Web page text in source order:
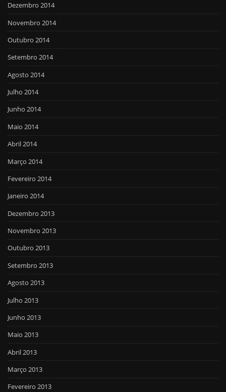
Dezembro 2014
Novembro 2014
Outubro 2014
Setembro 2014
Agosto 2014
Julho 2014
Junho 2014
Maio 2014
Abril 2014
Março 2014
Fevereiro 2014
Janeiro 2014
Dezembro 2013
Novembro 2013
Outubro 2013
Setembro 2013
Agosto 2013
Julho 2013
Junho 2013
Maio 2013
Abril 2013
Março 2013
Fevereiro 2013